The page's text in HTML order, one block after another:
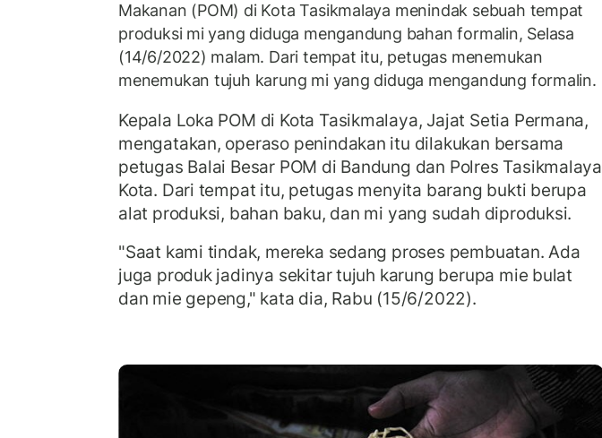
Makanan (POM) di Kota Tasikmalaya menindak sebuah tempat
produksi mi yang diduga mengandung bahan formalin, Selasa
(14/6/2022) malam. Dari tempat itu, petugas menemukan
menemukan tujuh karung mi yang diduga mengandung formalin.
Kepala Loka POM di Kota Tasikmalaya, Jajat Setia Permana,
mengatakan, operaso penindakan itu dilakukan bersama
petugas Balai Besar POM di Bandung dan Polres Tasikmalaya
Kota. Dari tempat itu, petugas menyita barang bukti berupa
alat produksi, bahan baku, dan mi yang sudah diproduksi.
"Saat kami tindak, mereka sedang proses pembuatan. Ada
juga produk jadinya sekitar tujuh karung berupa mie bulat
dan mie gepeng," kata dia, Rabu (15/6/2022).